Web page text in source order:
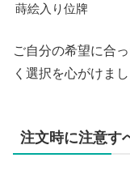
蒔絵入り位牌
ご自分の希望に合
く選択を心がけまし
注文時に注意す